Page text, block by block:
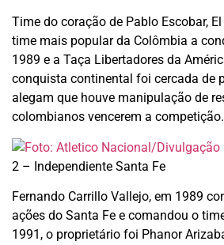
Time do coração de Pablo Escobar,
time mais popular da Colômbia a
1989 e a Taça Libertadores da
conquista continental foi cercada de
alegam que houve manipulação de
colombianos vencerem a competição.
2 – Independiente Santa Fe
Fernando Carrillo Vallejo, em 1989
ações do Santa Fe e comandou o
1991, o proprietário foi Phanor